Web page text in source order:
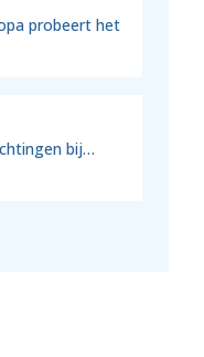
probeert het
bij…